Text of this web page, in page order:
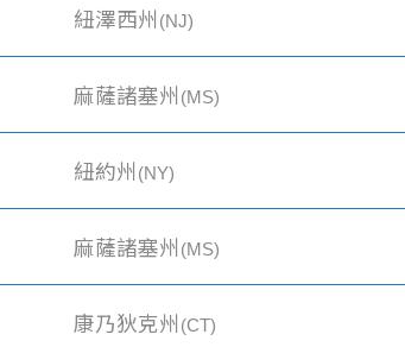
紐澤西州 (NJ)
麻薩諸塞州 (MS)
紐約州 (NY)
麻薩諸塞州 (MS)
康乃狄克州 (CT)